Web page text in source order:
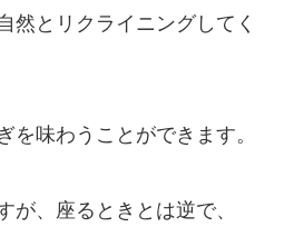
然とリクライニングしてく
を味わうことができます。
が、座るときとは逆で、